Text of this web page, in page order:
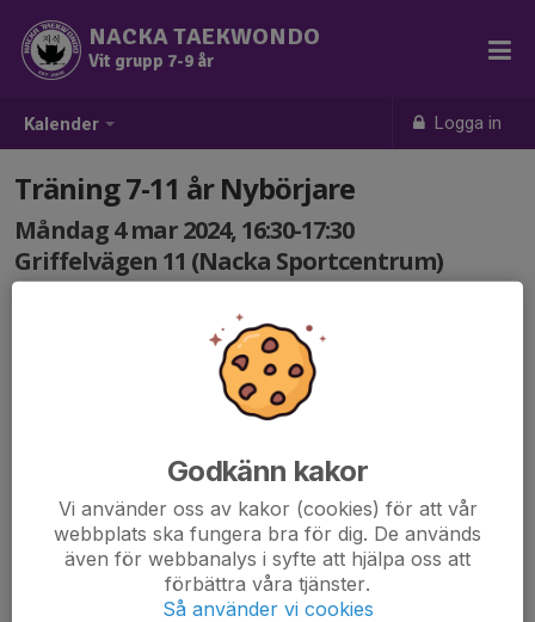
Kalender Logga in
NACKA TAEKWONDO
Vit grupp 7-9 år
Träning 7-11 år Nybörjare
Måndag 4 mar 2024, 16:30-17:30
Griffelvägen 11 (Nacka Sportcentrum)
Godkänn kakor
Vi använder oss av kakor (cookies) för att vår
webbplats ska fungera bra för dig. De används
även för webbanalys i syfte att hjälpa oss att
förbättra våra tjänster.
Så använder vi cookies